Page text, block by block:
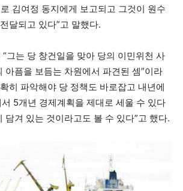
김여정 동지에게 보고되고 그것이 원수
달되고 있다”고 말했다.
그는 당 창건일을 맞아 당의 이민위천 사
아픔을 보듬는 차원에서 파견된 셈”이라
히 파악해야 당 정책도 바로잡고 내년에
5개년 경제계획을 제대로 세울 수 있다
담겨 있는 것이라고도 볼 수 있다”고 했다.